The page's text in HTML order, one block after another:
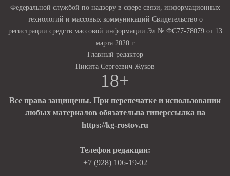
Федеральной службой по надзору в сфере связи, информационных
технологий и массовых коммуникаций Свидетельство о
регистрации средств массовой информации Эл № ФС77-78079 от 13
марта 2020 г
Главный редактор
Никита Сергеевич Жуков
18+
Все права защищены. При перепечатке и использовании
любых материалов обязательна гиперссылка на
https://kg-rostov.ru
Телефон редакции:
+7 (928) 106-19-02